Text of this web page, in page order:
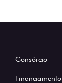
Consórcio
Financiamento